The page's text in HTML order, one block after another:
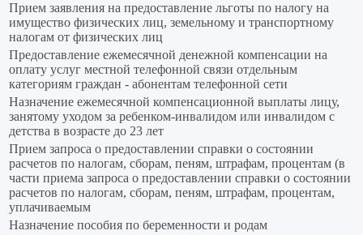
Прием заявления на предоставление льготы по налогу на
имущество физических лиц, земельному и транспортному
налогам от физических лиц
Предоставление ежемесячной денежной компенсации на
оплату услуг местной телефонной связи отдельным
категориям граждан - абонентам телефонной сети
Назначение ежемесячной компенсационной выплаты лицу,
занятому уходом за ребенком-инвалидом или инвалидом с
детства в возрасте до 23 лет
Прием запроса о предоставлении справки о состоянии
расчетов по налогам, сборам, пеням, штрафам, процентам (в
части приема запроса о предоставлении справки о состоянии
расчетов по налогам, сборам, пеням, штрафам, процентам,
уплачиваемым
Назначение пособия по беременности и родам